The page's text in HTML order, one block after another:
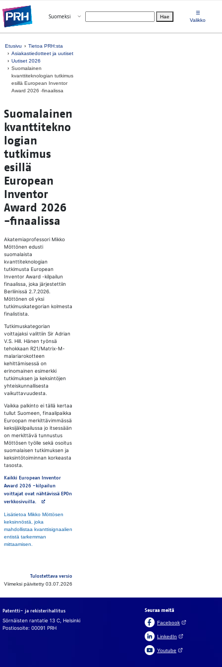
Valitse kieli
Suomeksi Avaa valikko Hae
☰
Valikko
Etusivu
Tietoa PRH:sta
Asiakastiedotteet ja uutiset
Uutiset 2026
Suomalainen
kvanttiteknologian tutkimus
esillä European Inventor
Award 2026 -finaalissa
Suomalainen
kvanttitekno
logian
tutkimus
esillä
European
Inventor
Award 2026
-finaalissa
Akatemiaprofessori Mikko
Möttönen edusti
suomalaista
kvanttiteknologian
tutkimusta European
Inventor Award -kilpailun
finaalissa, joka järjestettiin
Berliinissä 2.7.2026.
Möttönen oli yksi
tutkimuskategorian kolmesta
finalistista.
Tutkimuskategorian
voittajaksi valittiin Sir Adrian
V.S. Hill. Hänen työnsä
tehokkaan R21/Matrix-M-
malariarokotteen
kehittämisessä on
erinomainen esimerkki
tutkimuksen ja keksintöjen
yhteiskunnallisesta
vaikuttavuudesta.
Vaikka palkinto ei tällä kertaa
tullut Suomeen, finaalipaikka
Euroopan merkittävimmässä
keksijäkilpailussa jo itsessään
on merkittävä tunnustus
Möttösen työlle sekä osoitus
suomalaisen tutkimuksen ja
keksintötoiminnan korkeasta
tasosta.
Kaikki European Inventor
Award 2026 -kilpailun
voittajat ovat nähtävissä EPOn
verkkosivuilla. Avautuu uuteen välilehteen
Lisätietoa Mikko Möttösen
keksinnöstä, joka
mahdollistaa kvanttisignaalien
entistä tarkemman
mittaamisen.
Tulostettava versio
Viimeksi päivitetty 03.07.2026
Patentti- ja rekisterihallitus
Sörnäisten rantatie 13 C, Helsinki
Postiosoite: 00091 PRH
Seuraa meitä
Facebook(Avautuu uuteen
LinkedIn (Avautuu uuteen
Youtube (Avautuu uuteen